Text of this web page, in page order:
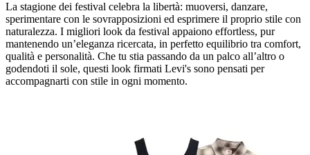
La stagione dei festival celebra la libertà: muoversi, danzare,
sperimentare con le sovrapposizioni ed esprimere il proprio stile con
naturalezza. I migliori look da festival appaiono effortless, pur
mantenendo un’eleganza ricercata, in perfetto equilibrio tra comfort,
qualità e personalità. Che tu stia passando da un palco all’altro o
godendoti il sole, questi look firmati Levi's sono pensati per
accompagnarti con stile in ogni momento.